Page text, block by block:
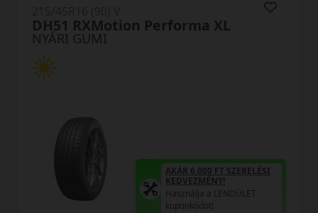
NYÁRI GUMI
DH51 RXMotion Performa XL
AKÁR 6.000 FT SZERELÉSI
KEDVEZMÉNY!
Használja a LENDÜLET
kuponkódot!